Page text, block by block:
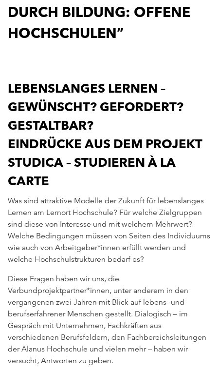
DURCH BILDUNG: OFFENE
HOCHSCHULEN”
LEBENSLANGES LERNEN –
GEWÜNSCHT? GEFORDERT?
GESTALTBAR?
EINDRÜCKE AUS DEM PROJEKT
STUDICA – STUDIEREN À LA
CARTE
Was sind attraktive Modelle der Zukunft für lebenslanges
Lernen am Lernort Hochschule? Für welche Zielgruppen
sind diese von Interesse und mit welchem Mehrwert?
Welche Bedingungen müssen von Seiten des Individuums
wie auch von Arbeitgeber*innen erfüllt werden und
welche Hochschulstrukturen bedarf es?
Diese Fragen haben wir uns, die
Verbundprojektpartner*innen, unter anderem in den
vergangenen zwei Jahren mit Blick auf lebens- und
berufserfahrener Menschen gestellt. Dialogisch – im
Gespräch mit Unternehmen, Fachkräften aus
verschiedenen Berufsfeldern, den Fachbereichsleitungen
der Alanus Hochschule und vielen mehr – haben wir
versucht, Antworten zu geben.